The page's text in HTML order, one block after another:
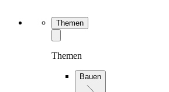
Themen
Themen
Bauen